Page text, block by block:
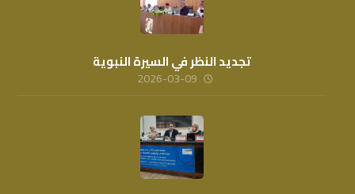
تجديد النظر في السيرة النبوية
2026-03-09